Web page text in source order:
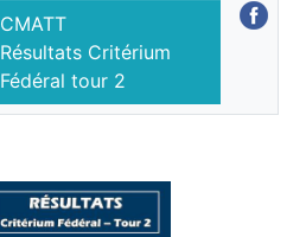
CMATT
Résultats Critérium
Fédéral tour 2